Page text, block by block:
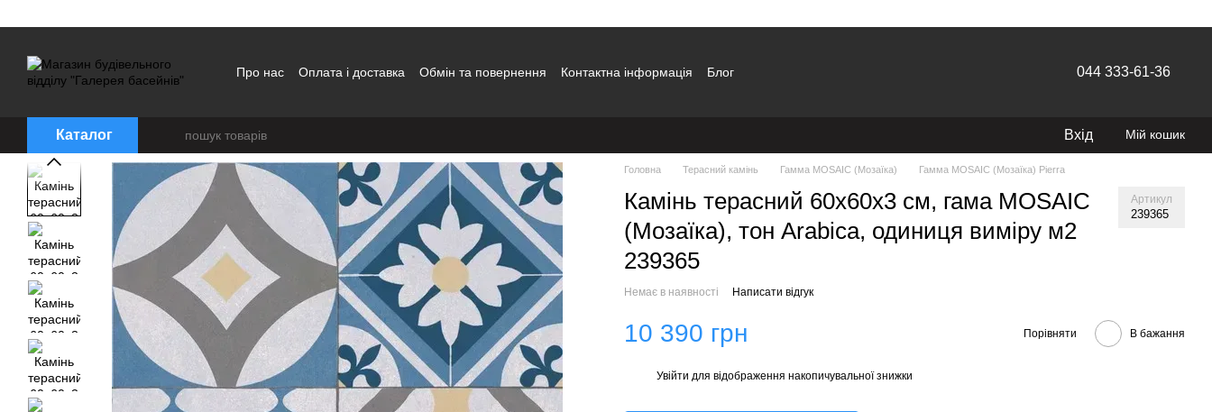
Про нас Оплата і доставка Обмін та повернення Контактна інформація Блог 044 333-61-36
Каталог Вхід Мій кошик
Головна Терасний камінь Гамма MOSAIC (Мозаїка) Гамма MOSAIC (Мозаїка) Pierra
Камінь терасний 60х60х3 см, гама MOSAIC
(Мозаїка), тон Arabica, одиниця виміру м2
239365
Артикул
239365
Немає в наявності Написати відгук
10 390 грн Порівняти В бажання
Увійти для відображення накопичувальної знижки